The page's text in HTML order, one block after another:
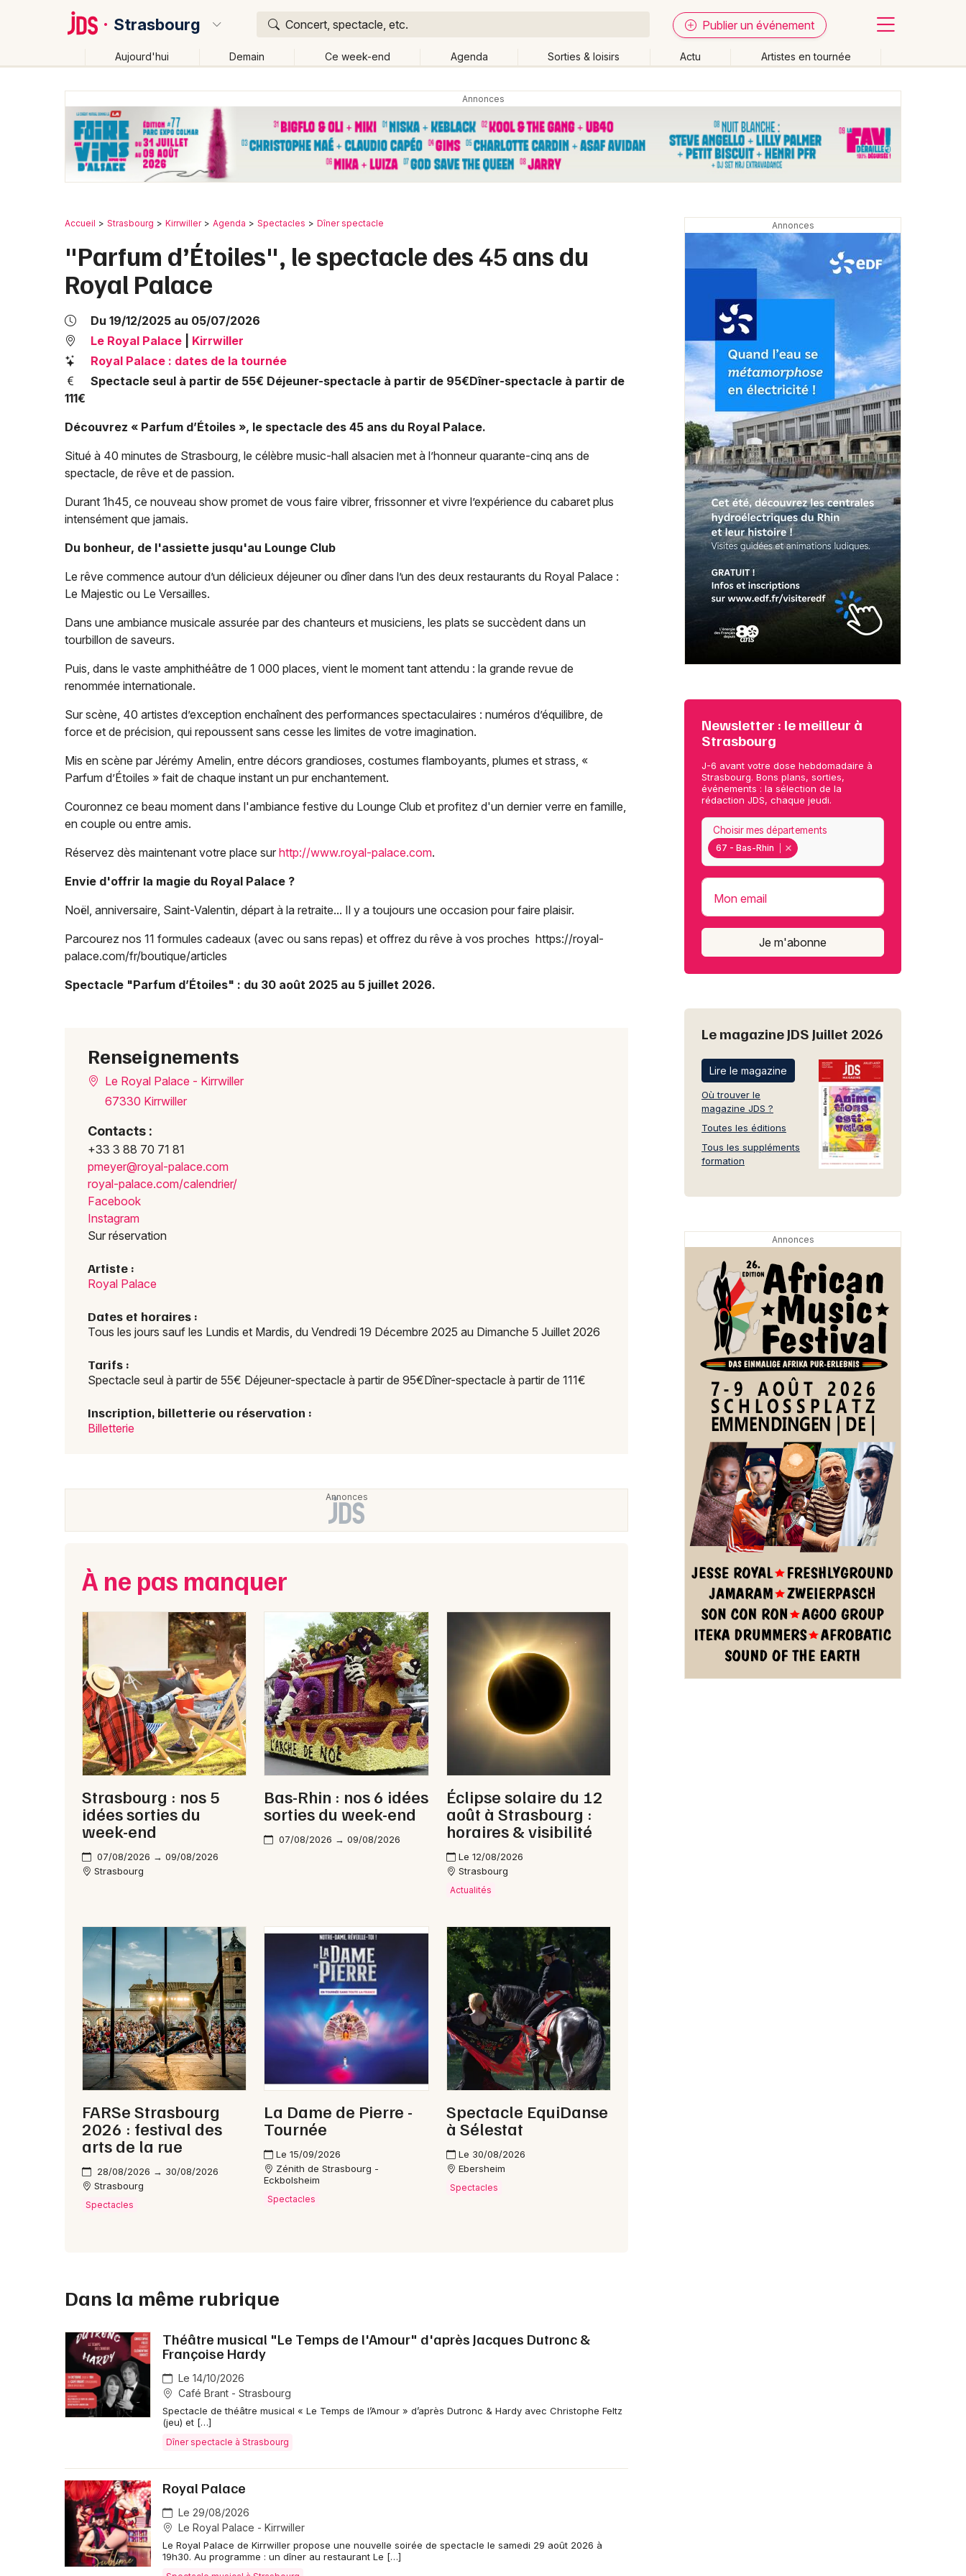
Strasbourg Concert, spectacle, etc. Publier un événement
Aujourd'hui Demain Ce week-end Agenda Sorties & loisirs Actu Artistes en tournée
Publier un événement
Grands événements
Activité & Expérience
Manifestations
Soirées
Sorties famille
Expos
Jeux concours
Newsletter des sorties
Magazine à Strasbourg
Bordeaux
Nantes
Paris
Toulouse
Accueil Strasbourg Kirrwiller Agenda Spectacles Dîner spectacle
"Parfum d’Étoiles", le spectacle des 45 ans du
Royal Palace
Du 19/12/2025 au 05/07/2026
Le Royal Palace
Kirrwiller
Royal Palace : dates de la tournée
Spectacle seul à partir de 55€ Déjeuner-spectacle à partir de 95€Dîner-spectacle à partir de
111€
Découvrez « Parfum d’Étoiles », le spectacle des 45 ans du Royal Palace.
Situé à 40 minutes de Strasbourg, le célèbre music-hall alsacien met à l’honneur quarante-cinq ans de
spectacle, de rêve et de passion.
Durant 1h45, ce nouveau show promet de vous faire vibrer, frissonner et vivre l’expérience du cabaret plus
intensément que jamais.
Du bonheur, de l'assiette jusqu'au Lounge Club
Le rêve commence autour d’un délicieux déjeuner ou dîner dans l’un des deux restaurants du Royal Palace :
Le Majestic ou Le Versailles.
Dans une ambiance musicale assurée par des chanteurs et musiciens, les plats se succèdent dans un
tourbillon de saveurs.
Puis, dans le vaste amphithéâtre de 1 000 places, vient le moment tant attendu : la grande revue de
renommée internationale.
Sur scène, 40 artistes d’exception enchaînent des performances spectaculaires : numéros d’équilibre, de
force et de précision, qui repoussent sans cesse les limites de votre imagination.
Mis en scène par Jérémy Amelin, entre décors grandioses, costumes flamboyants, plumes et strass, «
Parfum d’Étoiles » fait de chaque instant un pur enchantement.
Couronnez ce beau moment dans l'ambiance festive du Lounge Club et profitez d'un dernier verre en famille,
en couple ou entre amis.
Réservez dès maintenant votre place sur http://www.royal-palace.com.
Envie d'offrir la magie du Royal Palace ?
Noël, anniversaire, Saint-Valentin, départ à la retraite... Il y a toujours une occasion pour faire plaisir.
Parcourez nos 11 formules cadeaux (avec ou sans repas) et offrez du rêve à vos proches https://royal-
palace.com/fr/boutique/articles
Spectacle "Parfum d’Étoiles" : du 30 août 2025 au 5 juillet 2026.
Renseignements
Le Royal Palace - Kirrwiller
67330 Kirrwiller
Contacts :
+33 3 88 70 71 81
pmeyer@royal-palace.com
royal-palace.com/calendrier/
Facebook
Instagram
Sur réservation
Artiste :
Royal Palace
Dates et horaires :
Tous les jours sauf les Lundis et Mardis, du Vendredi 19 Décembre 2025 au Dimanche 5 Juillet 2026
Tarifs :
Spectacle seul à partir de 55€ Déjeuner-spectacle à partir de 95€Dîner-spectacle à partir de 111€
Inscription, billetterie ou réservation :
Billetterie
À ne pas manquer
Strasbourg : nos 5
idées sorties du
week-end
07/08/2026 → 09/08/2026
Strasbourg
Bas-Rhin : nos 6 idées
sorties du week-end
07/08/2026 → 09/08/2026
Éclipse solaire du 12
août à Strasbourg :
horaires & visibilité
Le 12/08/2026
Strasbourg
Actualités
FARSe Strasbourg
2026 : festival des
arts de la rue
28/08/2026 → 30/08/2026
Strasbourg
Spectacles
La Dame de Pierre -
Tournée
Le 15/09/2026
Zénith de Strasbourg -
Eckbolsheim
Spectacles
Spectacle EquiDanse
à Sélestat
Le 30/08/2026
Ebersheim
Spectacles
Dans la même rubrique
Théâtre musical "Le Temps de l'Amour" d'après Jacques Dutronc &
Françoise Hardy
Le 14/10/2026
Café Brant - Strasbourg
Spectacle de théâtre musical « Le Temps de l’Amour » d’après Dutronc & Hardy avec Christophe Feltz
(jeu) et […]
Dîner spectacle à Strasbourg
Royal Palace
Le 29/08/2026
Le Royal Palace - Kirrwiller
Le Royal Palace de Kirrwiller propose une nouvelle soirée de spectacle le samedi 29 août 2026 à
19h30. Au programme : un dîner au restaurant Le […]
Newsletter : le meilleur à
Strasbourg
J-6 avant votre dose hebdomadaire à
Strasbourg. Bons plans, sorties,
événements : la sélection de la
rédaction JDS, chaque jeudi.
67 - Bas-Rhin
Choisir mes départements
Mon email
Je m'abonne
Le magazine JDS Juillet 2026
Lire le magazine
Où trouver le
magazine JDS ?
Toutes les éditions
Tous les suppléments
formation
Où ?
Strasbourg et alentours Bas-Rhin (67) Partout
Près de moi
Quand ? Effacer les dates
Aujourd'hui Autre